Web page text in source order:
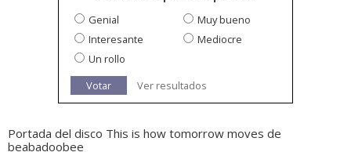
Genial
Muy bueno
Interesante
Mediocre
Un rollo
Votar
Ver resultados
Portada del disco This is how tomorrow moves de
beabadoobee